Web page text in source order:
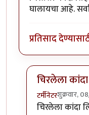
घालायचा आहे.
प्रतिसाद
चिरलेला
टर्मीनेटरशुक्रवार,
In reply to
चिरलेला कांदा